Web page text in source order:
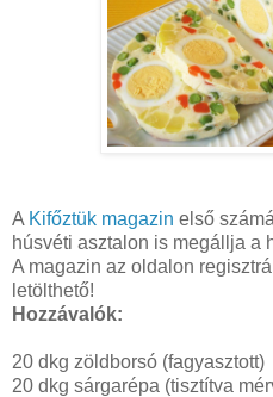
A Kifőztük magazin első
húsvéti asztalon is megállja a
A magazin az oldalon
letölthető!
Hozzávalók:
20 dkg zöldborsó (fagyasztott)
20 dkg sárgarépa (tisztítva